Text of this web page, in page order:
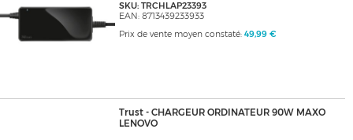
SKU: TRCHLAP23393
EAN: 8713439233933
Prix de vente moyen constaté: 49,99 €
Trust - CHARGEUR ORDINATEUR 90W MAXO
LENOVO